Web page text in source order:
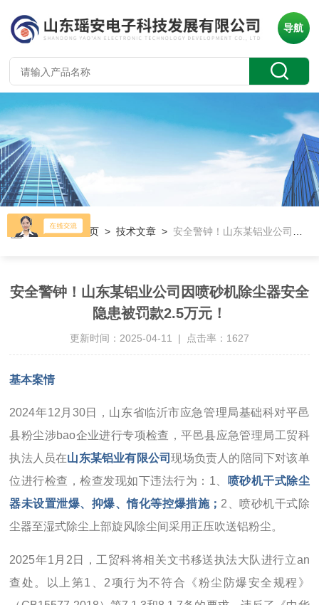
导航
当前位置：首页 >技术文章 >安全警钟！山东某铝业公司因喷砂机除尘器安全隐患被罚款2.5万元！
安全警钟！山东某铝业公司因喷砂机除尘器安全
隐患被罚款2.5万元！
更新时间：2025-04-11 | 点击率：1627
基本案情
2024年12月30日，山东省临沂市应急管理局基础科对平邑
县粉尘涉bao企业进行专项检查，平邑县应急管理局工贸科
执法人员在山东某铝业有限公司现场负责人的陪同下对该单
位进行检查，检查发现如下违法行为：1、
喷砂机干式除尘
器未设置泄爆、抑爆、惰化等控爆措施； 2、喷砂机干式除
尘器至湿式除尘上部旋风除尘间采用正压吹送铝粉尘。
2025年1月2日，工贸科将相关文书移送执法大队进行立an
查处。以上第1、2项行为不符合《粉尘防爆安全规程》